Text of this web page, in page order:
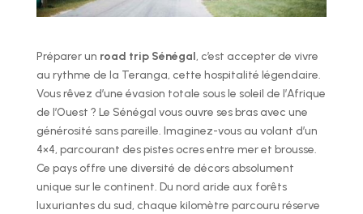
Préparer un road trip Sénégal, c’est accepter de vivre
au rythme de la Teranga, cette hospitalité légendaire.
Vous rêvez d’une évasion totale sous le soleil de l’Afrique
de l’Ouest ? Le Sénégal vous ouvre ses bras avec une
générosité sans pareille. Imaginez-vous au volant d’un
4×4, parcourant des pistes ocres entre mer et brousse.
Ce pays offre une diversité de décors absolument
unique sur le continent. Du nord aride aux forêts
luxuriantes du sud, chaque kilomètre parcouru réserve